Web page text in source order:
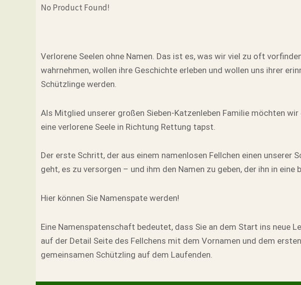
No Product Found!
Verlorene Seelen ohne Namen. Das ist es, was wir viel zu oft
wahrnehmen, wollen ihre Geschichte erleben und wollen uns ihrer
Schützlinge werden.
Als Mitglied unserer großen Sieben-Katzenleben Familie möchten
eine verlorene Seele in Richtung Rettung tapst.
Der erste Schritt, der aus einem namenlosen Fellchen einen unserer
geht, es zu versorgen – und ihm den Namen zu geben, der ihn in
Hier können Sie Namenspate werden!
Eine Namenspatenschaft bedeutet, dass Sie an dem Start ins neue
auf der Detail Seite des Fellchens mit dem Vornamen und dem
gemeinsamen Schützling auf dem Laufenden.